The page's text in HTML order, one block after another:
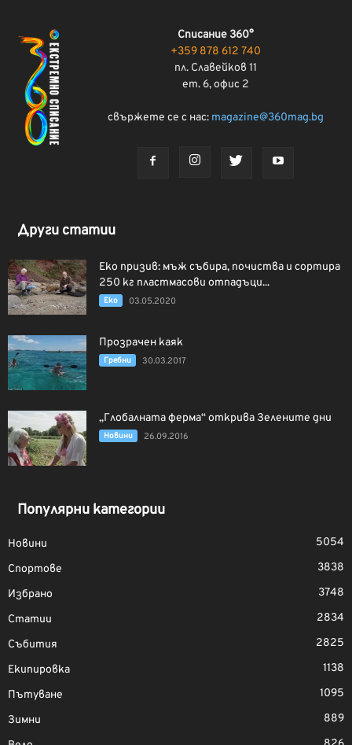
Списание 360°
+359 878 612 740
пл. Славейков 11
ет. 6, офис 2
свържете се с нас: magazine@360mag.bg
Други статии
Еко призив: мъж събира, почиства и сортира
250 кг пластмасови отпадъци...
Еко 03.05.2020
Прозрачен каяк
Гребни 30.03.2017
„Глобалната ферма“ открива Зелените дни
Новини 26.09.2016
Популярни категории
Новини
5054
Спортове
3838
Избрано
3748
Статии
2834
Събития
2825
Екипировка
1138
Пътуване
1095
Зимни
889